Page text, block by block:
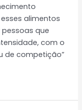
alimentos
que
com o
de competição”